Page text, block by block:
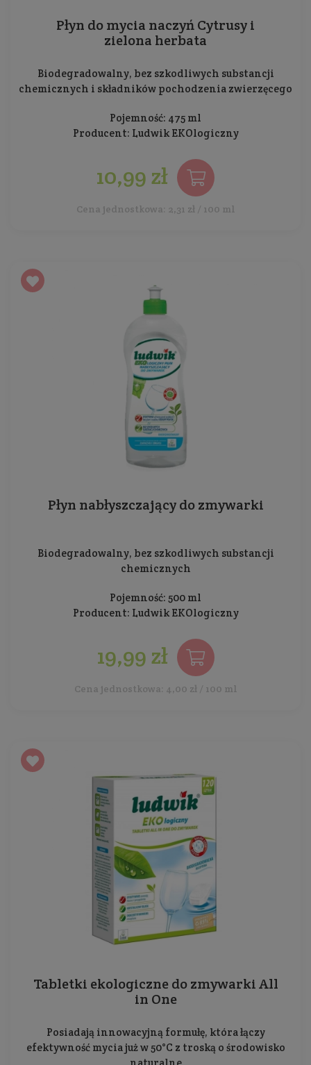
Płyn do mycia naczyń Cytrusy i
zielona herbata
Biodegradowalny, bez szkodliwych substancji
chemicznych i składników pochodzenia zwierzęcego
Pojemność: 475 ml
Producent: Ludwik EKOlogiczny
10,99 zł
Cena jednostkowa: 2,31 zł / 100 ml
Płyn nabłyszczający do zmywarki
Biodegradowalny, bez szkodliwych substancji
chemicznych
Pojemność: 500 ml
Producent: Ludwik EKOlogiczny
19,99 zł
Cena jednostkowa: 4,00 zł / 100 ml
Tabletki ekologiczne do zmywarki All
in One
Posiadają innowacyjną formułę, która łączy
efektywność mycia już w 50°C z troską o środowisko